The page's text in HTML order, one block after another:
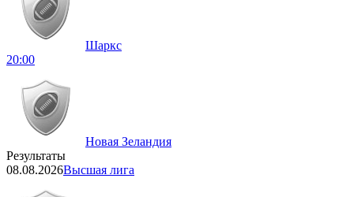
Шаркс
20:00
Новая Зеландия
Результаты
08.08.2026Высшая лига